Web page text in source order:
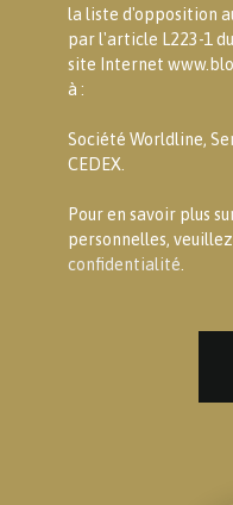
la liste d'opposition
par l'article L223-1
site Internet
à :
Société Worldline,
CEDEX.
Pour en savoir plus
personnelles,
confidentialité